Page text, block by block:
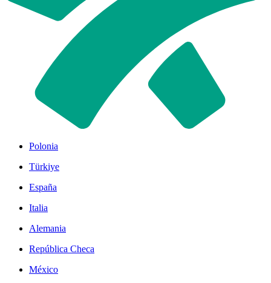
Polonia
Türkiye
España
Italia
Alemania
República Checa
México